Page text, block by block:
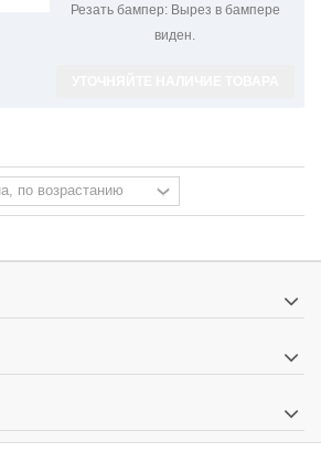
Резать бампер:Вырез в бампере
виден.